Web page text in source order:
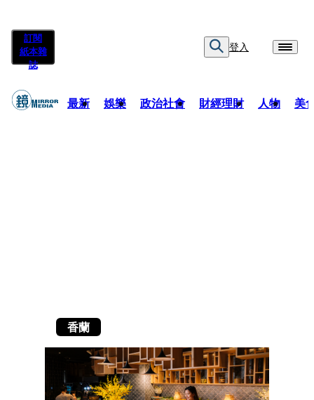
訂閱
紙本雜
誌
登入
最新 娛樂 政治社會 財經理財 人物 美
香蘭